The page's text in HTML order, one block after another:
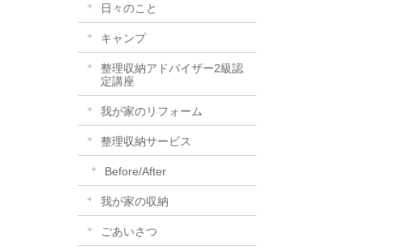
日々のこと
キャンプ
整理収納アドバイザー2級認
定講座
我が家のリフォーム
整理収納サービス
Before/After
我が家の収納
ごあいさつ